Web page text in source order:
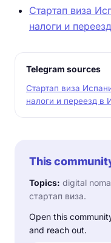
Стартап виза
налоги и
Telegram sources
Стартап виза
налоги и переезд в
This
Topics: digital
стартап виза.
Open this
and reach out.